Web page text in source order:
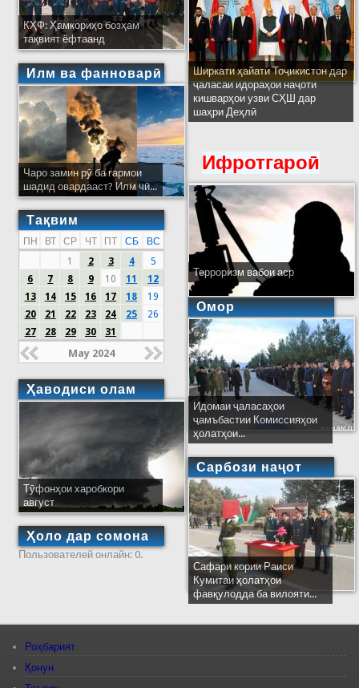
КҲФ: Ҳамкориҳо бозҳам
тақвият ёфтаанд
Илм ва фанноварӣ
Чаро замин рӯ ба гармои
шадид овардааст? Илм чӣ...
Тақвим
ПН ВТ СР ЧТ ПТ СБ
ВС
1
2 3 4
5
6
7 8 9 10 11
12
13
14 15 16 17 18
19
20
21 22 23 24 25
26
27
28 29 30 31
May 2024
Ҳаводиси олам
Тӯфонҳои харобкори
август
Ҳоло дар сомона
Пользователей онлайн: 0.
Ширкати ҳайати Тоҷикистон дар
ҷаласаи идораҳои наҷоти
кишварҳои узви СҲШ дар
шаҳри Деҳлӣ
Ифротгароӣ
Терроризм вабои аср
Омор
Идомаи ҷаласаҳои
ҷамъбастии Комиссияҳои
ҳолатҳои...
Сарбози наҷот
Сафари кории Раиси
Кумитаи ҳолатҳои
фавқулодда ба вилояти...
Роҳбарият
Қонун